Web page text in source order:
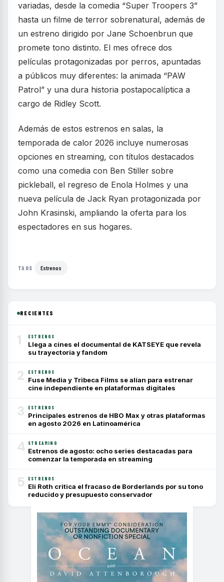
variadas, desde la comedia “Super Troopers 3”
hasta un filme de terror sobrenatural, además de
un estreno dirigido por Jane Schoenbrun que
promete tono distinto. El mes ofrece dos
películas protagonizadas por perros, apuntadas
a públicos muy diferentes: la animada “PAW
Patrol” y una dura historia postapocalíptica a
cargo de Ridley Scott.
Además de estos estrenos en salas, la
temporada de calor 2026 incluye numerosas
opciones en streaming, con títulos destacados
como una comedia con Ben Stiller sobre
pickleball, el regreso de Enola Holmes y una
nueva película de Jack Ryan protagonizada por
John Krasinski, ampliando la oferta para los
espectadores en sus hogares.
TAGS Estrenos
RECIENTES
1 ESTRENOS
Llega a cines el documental de KATSEYE que revela
su trayectoria y fandom
2 ESTRENOS
Fuse Media y Tribeca Films se alían para estrenar
cine independiente en plataformas digitales
3 ESTRENOS
Principales estrenos de HBO Max y otras plataformas
en agosto 2026 en Latinoamérica
4 STREAMING
Estrenos de agosto: ocho series destacadas para
comenzar la temporada en streaming
5 ESTRENOS
Eli Roth critica el fracaso de Borderlands por su tono
reducido y presupuesto conservador